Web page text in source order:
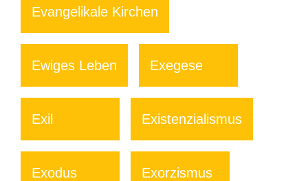
Evangelikale Kirchen
Ewiges Leben Exegese
Exil Existenzialismus
Exodus Exorzismus